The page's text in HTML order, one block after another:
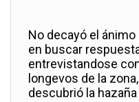
No decayó el ánimo
en buscar
entrevistandose
longevos de la
descubrió la